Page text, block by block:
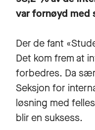
var fornøyd med
Der de fant
Det kom frem at
forbedres. Da
Seksjon for
løsning med
blir en suksess.